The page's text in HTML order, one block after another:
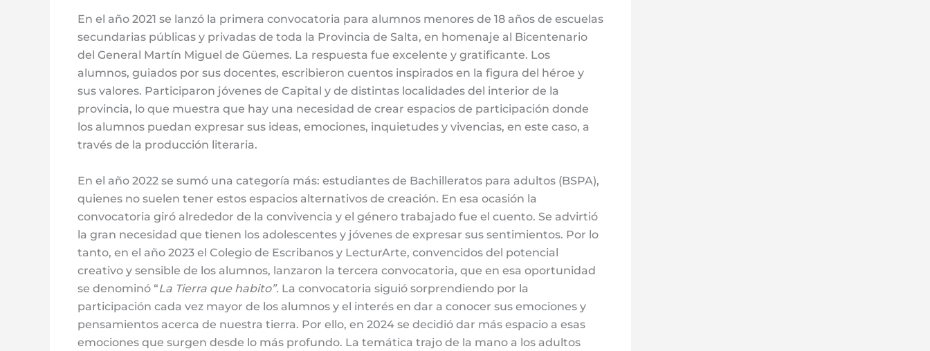
En el año 2021 se lanzó la primera convocatoria para alumnos menores de 18 años de escuelas
secundarias públicas y privadas de toda la Provincia de Salta, en homenaje al Bicentenario
del General Martín Miguel de Güemes. La respuesta fue excelente y gratificante. Los
alumnos, guiados por sus docentes, escribieron cuentos inspirados en la figura del héroe y
sus valores. Participaron jóvenes de Capital y de distintas localidades del interior de la
provincia, lo que muestra que hay una necesidad de crear espacios de participación donde
los alumnos puedan expresar sus ideas, emociones, inquietudes y vivencias, en este caso, a
través de la producción literaria.
En el año 2022 se sumó una categoría más: estudiantes de Bachilleratos para adultos (BSPA),
quienes no suelen tener estos espacios alternativos de creación. En esa ocasión la
convocatoria giró alrededor de la convivencia y el género trabajado fue el cuento. Se advirtió
la gran necesidad que tienen los adolescentes y jóvenes de expresar sus sentimientos. Por lo
tanto, en el año 2023 el Colegio de Escribanos y LecturArte, convencidos del potencial
creativo y sensible de los alumnos, lanzaron la tercera convocatoria, que en esa oportunidad
se denominó “La Tierra que habito”. La convocatoria siguió sorprendiendo por la
participación cada vez mayor de los alumnos y el interés en dar a conocer sus emociones y
pensamientos acerca de nuestra tierra. Por ello, en 2024 se decidió dar más espacio a esas
emociones que surgen desde lo más profundo. La temática trajo de la mano a los adultos